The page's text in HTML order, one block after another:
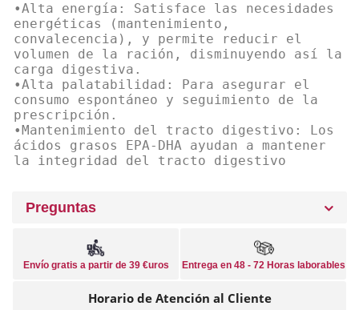
•Alta energía: Satisface las necesidades
energéticas (mantenimiento,
convalecencia), y permite reducir el
volumen de la ración, disminuyendo así la
carga digestiva.
•Alta palatabilidad: Para asegurar el
consumo espontáneo y seguimiento de la
prescripción.
•Mantenimiento del tracto digestivo: Los
ácidos grasos EPA-DHA ayudan a mantener
la integridad del tracto digestivo
Preguntas
Envío gratis a partir de 39 €uros Entrega en 48 - 72 Horas laborables
Horario de Atención al Cliente